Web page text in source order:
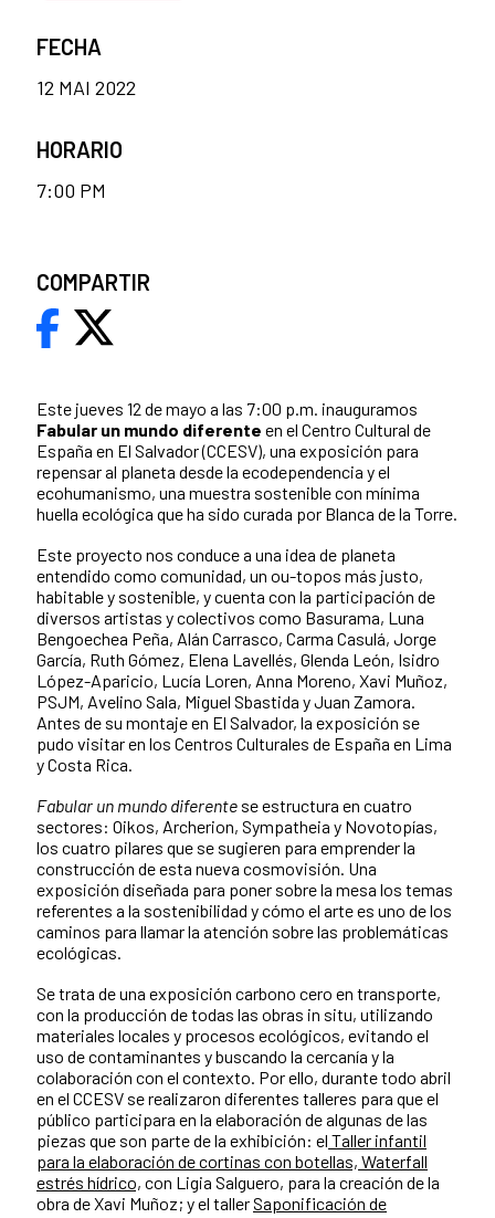
Este jueves 12 de mayo a las 7:00 p.m. inauguramos
Fabular un mundo diferente en el Centro Cultural de
España en El Salvador (CCESV), una exposición para
repensar al planeta desde la ecodependencia y el
ecohumanismo, una muestra sostenible con mínima
huella ecológica que ha sido curada por Blanca de la Torre.
Este proyecto nos conduce a una idea de planeta
entendido como comunidad, un ou-topos más justo,
habitable y sostenible, y cuenta con la participación de
diversos artistas y colectivos como Basurama, Luna
Bengoechea Peña, Alán Carrasco, Carma Casulá, Jorge
García, Ruth Gómez, Elena Lavellés, Glenda León, Isidro
López-Aparicio, Lucía Loren, Anna Moreno, Xavi Muñoz,
PSJM, Avelino Sala, Miguel Sbastida y Juan Zamora.
Antes de su montaje en El Salvador, la exposición se
pudo visitar en los Centros Culturales de España en Lima
y Costa Rica.
Fabular un mundo diferente se estructura en cuatro
sectores: Oikos, Archerion, Sympatheia y Novotopías,
los cuatro pilares que se sugieren para emprender la
construcción de esta nueva cosmovisión. Una
exposición diseñada para poner sobre la mesa los temas
referentes a la sostenibilidad y cómo el arte es uno de los
caminos para llamar la atención sobre las problemáticas
ecológicas.
Se trata de una exposición carbono cero en transporte,
con la producción de todas las obras in situ, utilizando
materiales locales y procesos ecológicos, evitando el
uso de contaminantes y buscando la cercanía y la
colaboración con el contexto. Por ello, durante todo abril
en el CCESV se realizaron diferentes talleres para que el
público participara en la elaboración de algunas de las
piezas que son parte de la exhibición: el Taller infantil
para la elaboración de cortinas con botellas, Waterfall
estrés hídrico, con Ligia Salguero, para la creación de la
obra de Xavi Muñoz; y el tallerSaponificación de
FECHA
12 MAI 2022
HORARIO
7:00 PM
COMPARTIR